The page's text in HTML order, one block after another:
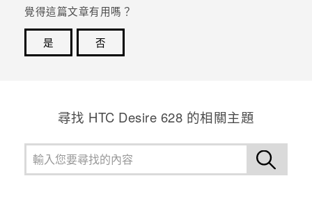
覺得這篇文章有用嗎？
是
否
尋找 HTC Desire 628 的相關主題